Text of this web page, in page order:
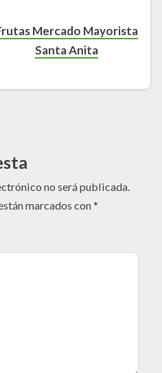
Mercado Mayorista
Santa Anita
no será publicada.
marcados con*